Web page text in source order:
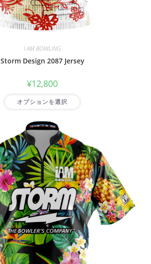
I AM BOWLING
Storm Design 2087 Jersey
¥12,800
オプションを選択